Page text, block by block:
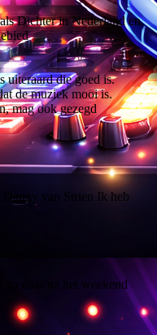
Dichter in Nederland en
uiteraard die goed is.
de muziek mooi is.
mag ook gezegd
Danny van Strien Ik heb
ga daar na het weekend